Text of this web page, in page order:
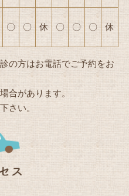
〇 〇 休 〇 〇 〇 休
の方はお電話でご予約をお
合があります。
さい。